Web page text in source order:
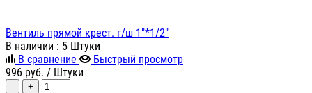
Вентиль прямой крест. г/ш 1"*1/2"
В наличии : 5 Штуки
В сравнение
Быстрый просмотр
996 руб. / Штуки
- +